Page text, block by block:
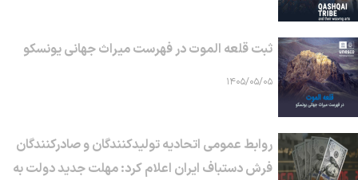
ثبت قلعه الموت در فهرست میراث جهانی یونسکو
۱۴۰۵/۰۵/۰۵
روابط عمومی اتحادیه تولیدکنندگان و صادرکنندگان
فرش دستباف ایران اعلام کرد: مهلت جدید دولت به